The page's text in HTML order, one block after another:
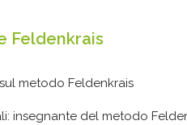
Feldenkrais
sul metodo Feldenkrais
insegnante del metodo